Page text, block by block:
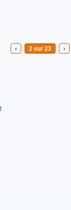
‹ 2 sur 23 ›